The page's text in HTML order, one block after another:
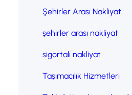
Şehirler Arası Nakliyat
şehirler arası nakliyat
sigortalı nakliyat
Taşımacılık Hizmetleri